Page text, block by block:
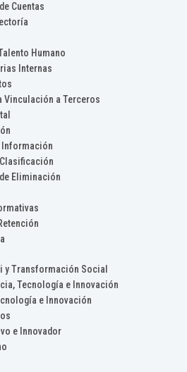
Cuentas
Humano
Internas
Vinculación a Terceros
Eliminación
y Transformación Social
Tecnología e Innovación
e Innovación
e Innovador